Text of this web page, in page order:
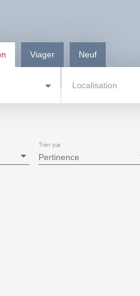
Viager Neuf
Localisation
Pertinence
Trier par